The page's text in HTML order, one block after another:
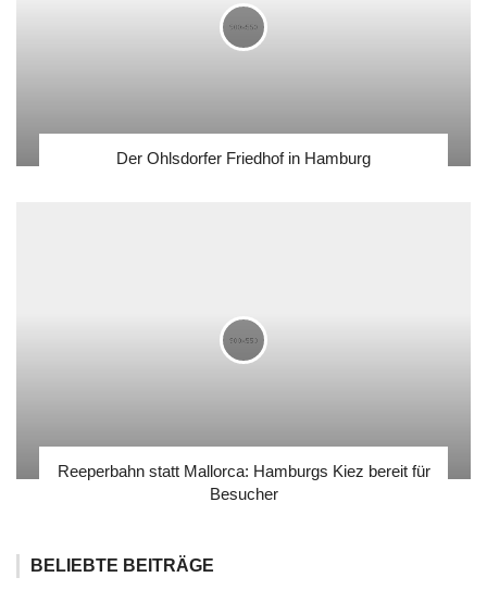
Der Ohlsdorfer Friedhof in Hamburg
Reeperbahn statt Mallorca: Hamburgs Kiez bereit für
Besucher
BELIEBTE BEITRÄGE